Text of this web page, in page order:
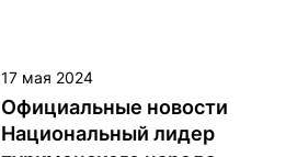
туркменского народа,
председатель Халк
Маслахаты Туркменистана
17 мая 2024
Официальные новости
Национальный лидер